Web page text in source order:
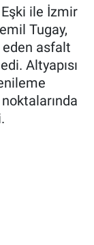
ile İzmir
Tugay,
eden asfalt
Altyapısı
noktalarında